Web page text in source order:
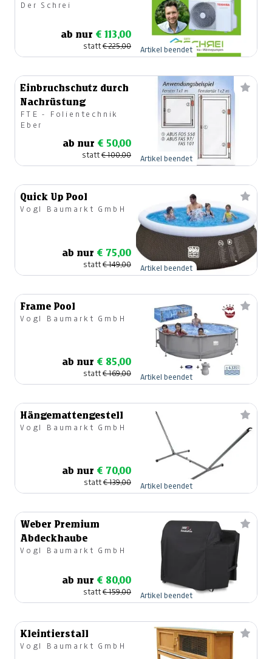
Klimaanlage
Der Schrei
ab nur € 113,00
statt€ 225,00 Artikel beendet
Einbruchschutz durch
Nachrüstung
FTE - Folientechnik
Eber
ab nur € 50,00
statt€ 100,00 Artikel beendet
Quick Up Pool
Vogl Baumarkt GmbH
ab nur € 75,00
statt€ 149,00 Artikel beendet
Frame Pool
Vogl Baumarkt GmbH
ab nur € 85,00
statt€ 169,00 Artikel beendet
Hängemattengestell
Vogl Baumarkt GmbH
ab nur € 70,00
statt€ 139,00 Artikel beendet
Weber Premium
Abdeckhaube
Vogl Baumarkt GmbH
ab nur € 80,00
statt€ 159,00 Artikel beendet
Kleintierstall
Vogl Baumarkt GmbH